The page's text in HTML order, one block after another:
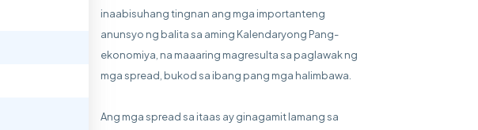
inaabisuhang tingnan ang mga importanteng
anunsyo ng balita sa aming Kalendaryong Pang-
ekonomiya, na maaaring magresulta sa paglawak ng
mga spread, bukod sa ibang pang mga halimbawa.
Ang mga spread sa itaas ay ginagamit lamang sa